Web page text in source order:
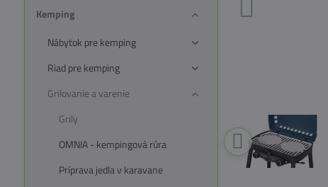
Kemping
Nábytok pre kemping
Riad pre kemping
Grilovanie a varenie
Grily
OMNIA - kempingová rúra
Príprava jedla v karavane